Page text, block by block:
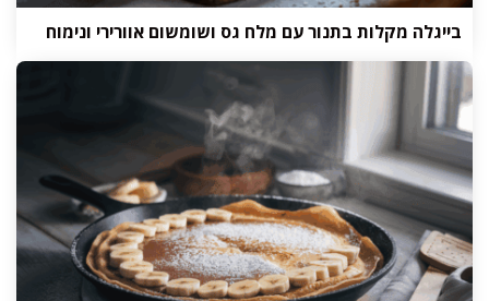
בייגלה מקלות בתנור עם מלח גס ושומשום אוורירי ונימוח